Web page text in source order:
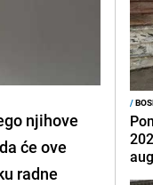
njihove
će ove
radne
/